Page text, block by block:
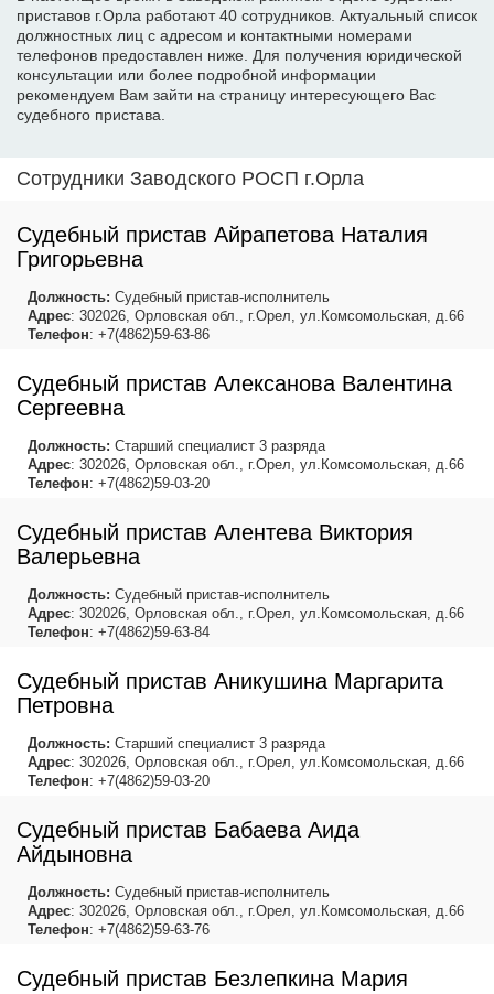
приставов г.Орла работают 40 сотрудников. Актуальный список
должностных лиц с адресом и контактными номерами
телефонов предоставлен ниже. Для получения юридической
консультации или более подробной информации
рекомендуем Вам зайти на страницу интересующего Вас
судебного пристава.
Сотрудники Заводского РОСП г.Орла
Судебный пристав Айрапетова Наталия
Григорьевна
Должность: Судебный пристав-исполнитель
Адрес: 302026, Орловская обл., г.Орел, ул.Комсомольская, д.66
Телефон: +7(4862)59-63-86
Судебный пристав Алексанова Валентина
Сергеевна
Должность: Старший специалист 3 разряда
Адрес: 302026, Орловская обл., г.Орел, ул.Комсомольская, д.66
Телефон: +7(4862)59-03-20
Судебный пристав Алентева Виктория
Валерьевна
Должность: Судебный пристав-исполнитель
Адрес: 302026, Орловская обл., г.Орел, ул.Комсомольская, д.66
Телефон: +7(4862)59-63-84
Судебный пристав Аникушина Маргарита
Петровна
Должность: Старший специалист 3 разряда
Адрес: 302026, Орловская обл., г.Орел, ул.Комсомольская, д.66
Телефон: +7(4862)59-03-20
Судебный пристав Бабаева Аида
Айдыновна
Должность: Судебный пристав-исполнитель
Адрес: 302026, Орловская обл., г.Орел, ул.Комсомольская, д.66
Телефон: +7(4862)59-63-76
Судебный пристав Безлепкина Мария